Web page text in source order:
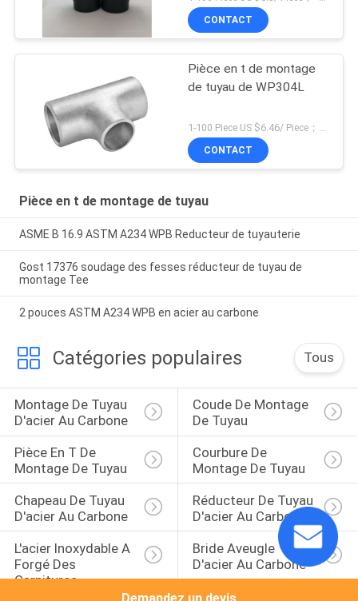
CONTACT
Pièce en t de montage
de tuyau de WP304L
CONTACT
Pièce en t de montage de tuyau
ASME B 16.9 ASTM A234 WPB Reducteur de tuyauterie
Gost 17376 soudage des fesses réducteur de tuyau de
montage Tee
2 pouces ASTM A234 WPB en acier au carbone
Catégories populaires Tous
Montage De Tuyau
D'acier Au Carbone
Coude De Montage
De Tuyau
Pièce En T De
Montage De Tuyau
Courbure De
Montage De Tuyau
Chapeau De Tuyau
D'acier Au Carbone
Réducteur De Tuyau
D'acier Au Carbone
L'acier Inoxydable A
Forgé Des
Garnitures
Bride Aveugle
D'acier Au Carbone